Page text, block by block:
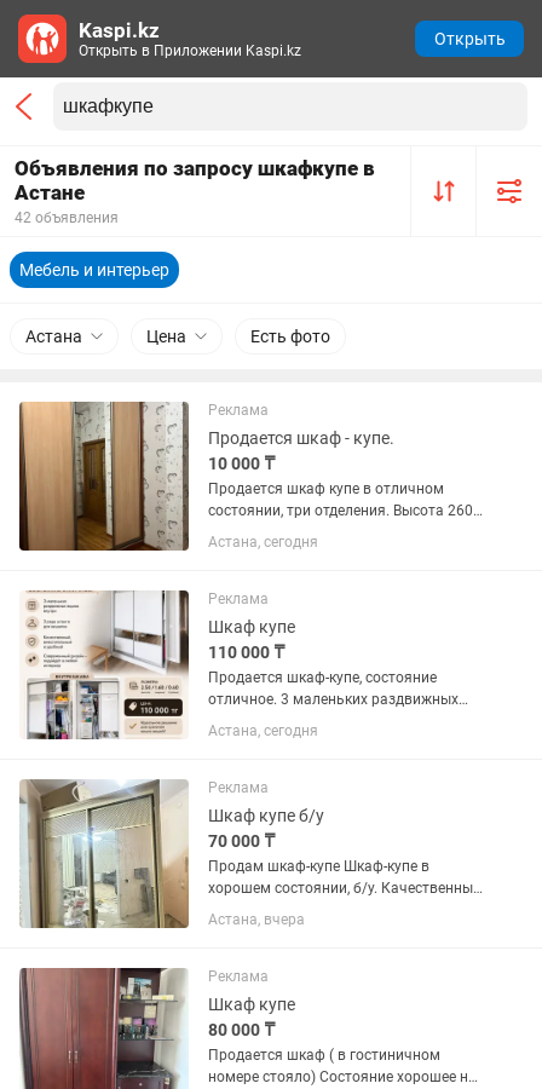
Объявления по запросу шкафкупе в
Астане
42 объявления
Мебель и интерьер
Астана Цена Есть фото
Реклама
Продается шкаф - купе.
10 000 ₸
Продается шкаф купе в отличном
состоянии, три отделения. Высота 260
см, ширина - 192 см.
Астана, сегодня
Реклама
Шкаф купе
110 000 ₸
Продается шкаф-купе, состояние
отличное. 3 маленьких раздвижных
ящиков внутри. 3 ряда штанги для
вешалок. Размеры: 2.50 / 1.60 / 0.60
Астана, сегодня
Реклама
Шкаф купе б/у
70 000 ₸
Продам шкаф-купе Шкаф-купе в
хорошем состоянии, б/у. Качественный,
вместительный и надежный, отлично
подойдет для спальни, прихожей.
— 220 см • Глубина — 60...
Астана, вчера
Реклама
Шкаф купе
80 000 ₸
Продается шкаф ( в гостиничном
номере стояло) Состояние хорошее но
Kaspi.kz
Открыть в Приложении Kaspi.kz
Открыть